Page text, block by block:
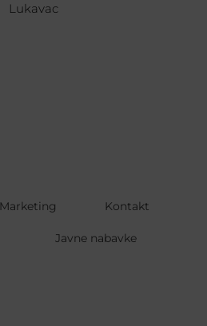
Lukavac
Marketing Kontakt
Javne nabavke